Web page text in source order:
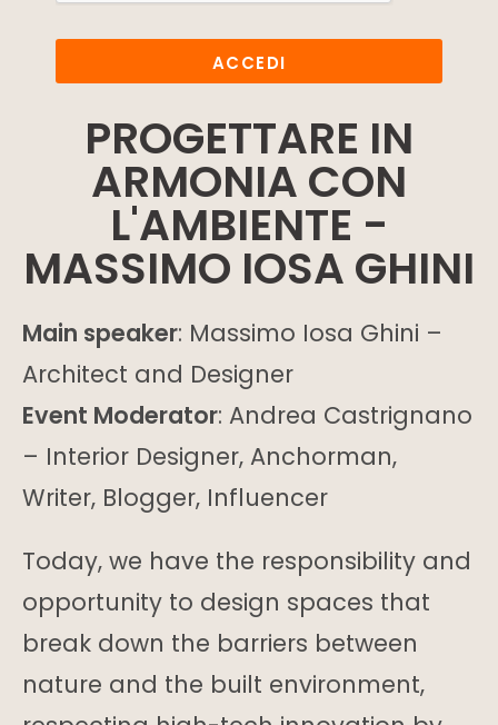
ACCEDI
PROGETTARE IN
ARMONIA CON
L'AMBIENTE -
MASSIMO IOSA GHINI
Main speaker: Massimo Iosa Ghini –
Architect and Designer
Event Moderator: Andrea Castrignano
– Interior Designer, Anchorman,
Writer, Blogger, Influencer
Today, we have the responsibility and
opportunity to design spaces that
break down the barriers between
nature and the built environment,